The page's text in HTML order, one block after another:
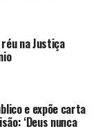
Carlinhos
torcida
nada
um
os dois estariam
na Justiça
e expõe carta
‘Deus nunca